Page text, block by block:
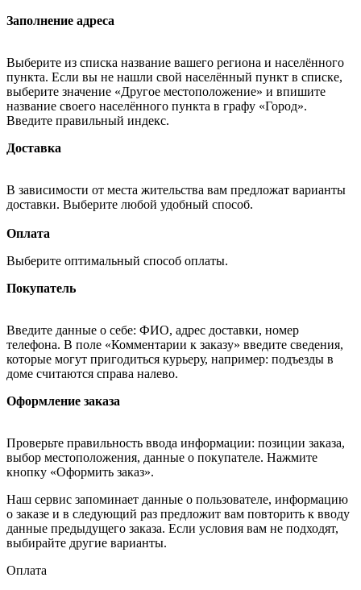
Заполнение адреса
Выберите из списка название вашего региона и населённого
пункта. Если вы не нашли свой населённый пункт в списке,
выберите значение «Другое местоположение» и впишите
название своего населённого пункта в графу «Город».
Введите правильный индекс.
Доставка
В зависимости от места жительства вам предложат варианты
доставки. Выберите любой удобный способ.
Оплата
Выберите оптимальный способ оплаты.
Покупатель
Введите данные о себе: ФИО, адрес доставки, номер
телефона. В поле «Комментарии к заказу» введите сведения,
которые могут пригодиться курьеру, например: подъезды в
доме считаются справа налево.
Оформление заказа
Проверьте правильность ввода информации: позиции заказа,
выбор местоположения, данные о покупателе. Нажмите
кнопку «Оформить заказ».
Наш сервис запоминает данные о пользователе, информацию
о заказе и в следующий раз предложит вам повторить к вводу
данные предыдущего заказа. Если условия вам не подходят,
выбирайте другие варианты.
Оплата